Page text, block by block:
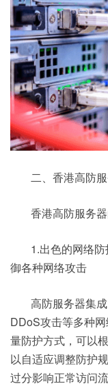
二、香港高防
香港高防服务
1.出色的网络
御各种网络攻击
高防服务器集
DDoS攻击等多种
量防护方式，可以
以自适应调整防护
过分影响正常访问流